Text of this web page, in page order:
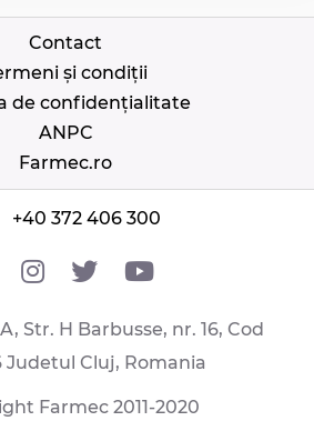
Contact
și condiții
de confidențialitate
ANPC
Farmec.ro
+40 372 406 300
Str. H Barbusse, nr. 16, Cod
Judetul Cluj, Romania
Farmec 2011-2020